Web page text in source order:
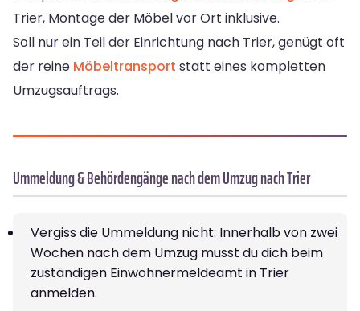
Trier, Montage der Möbel vor Ort inklusive.
Soll nur ein Teil der Einrichtung nach Trier, genügt oft
der reine Möbeltransport statt eines kompletten
Umzugsauftrags.
Ummeldung & Behördengänge nach dem Umzug nach Trier
Vergiss die Ummeldung nicht: Innerhalb von zwei
Wochen nach dem Umzug musst du dich beim
zuständigen Einwohnermeldeamt in Trier
anmelden.